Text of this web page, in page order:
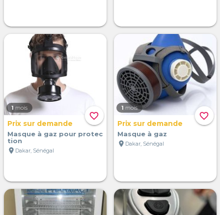
favorite_border
1 mois
Prix sur demande
Masque à gaz pour protec
tion
location_on Dakar, Sénégal
favorite_border
1 mois
Prix sur demande
Masque à gaz
location_on Dakar, Sénégal